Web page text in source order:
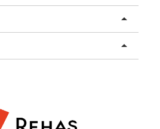
arrow_drop_up
arrow_drop_up